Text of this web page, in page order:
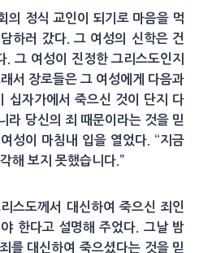
의 정식 교인이 되기로 마음을 먹
하러 갔다. 그 여성의 신학은 건
. 그 여성이 진정한 그리스도인지
서 장로들은 그 여성에게 다음과
십자가에서 죽으신 것이 단지 다
라 당신의 죄 때문이라는 것을 믿
성이 마침내 입을 열었다. “지금
해 보지 못했습니다.”
스도께서 대신하여 죽으신 죄인
한다고 설명해 주었다. 그날 밤
를 대신하여 죽으셨다는 것을 믿